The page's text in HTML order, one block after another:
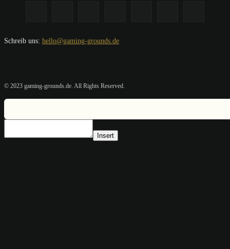
Schreib uns: hello@gaming-grounds.de
© 2023 gaming-grounds.de. All Rights Reserved.
Insert